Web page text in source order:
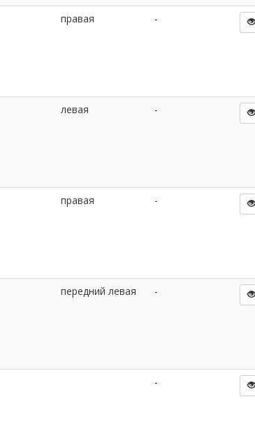
правая -
левая -
правая -
передний левая -
-